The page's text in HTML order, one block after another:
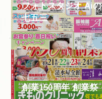
フォトスタジオ Aiの
七五三
創業150周年 創業祭